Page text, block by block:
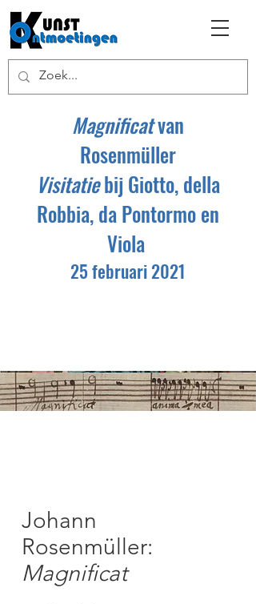
Magnificatvan
Rosenmüller
Visitatiebij Giotto, della
Robbia, da Pontormo en
Viola
25 februari 2021
Johann
Rosenmüller:
Magnificat